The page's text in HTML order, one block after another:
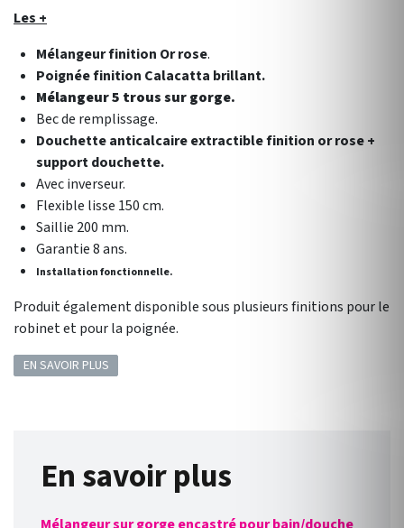
Les +
Mélangeur finition Or rose.
Poignée finition Calacatta brillant.
Mélangeur 5 trous sur gorge.
Bec de remplissage.
Douchette anticalcaire extractible finition or rose +
support douchette.
Avec inverseur.
Flexible lisse 150 cm.
Saillie 200 mm.
Garantie 8 ans.
Installation fonctionnelle.
Produit également disponible sous plusieurs finitions pour le
robinet et pour la poignée.
EN SAVOIR PLUS
En savoir plus